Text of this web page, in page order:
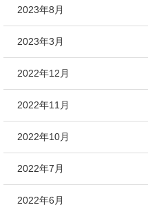
2023年8月
2023年3月
2022年12月
2022年11月
2022年10月
2022年7月
2022年6月